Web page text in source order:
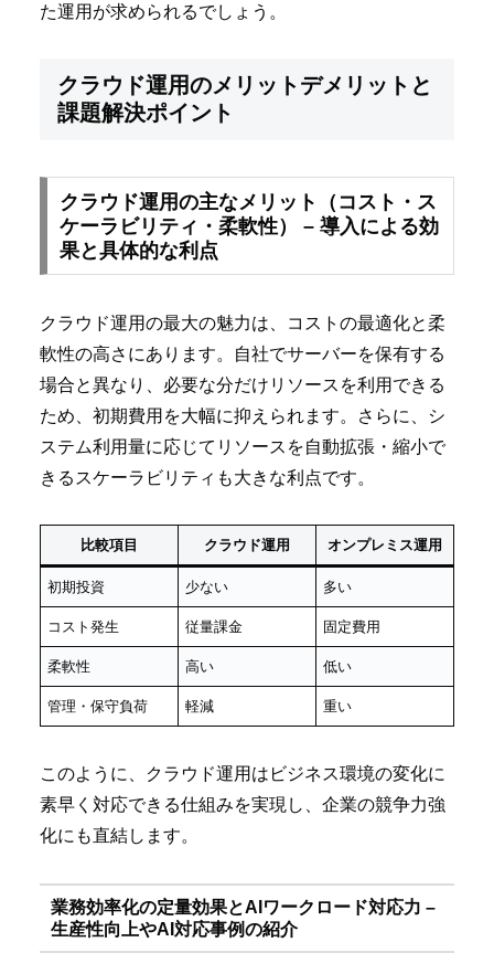
た運用が求められるでしょう。
クラウド運用のメリットデメリットと
課題解決ポイント
クラウド運用の主なメリット（コスト・ス
ケーラビリティ・柔軟性） – 導入による効
果と具体的な利点
クラウド運用の最大の魅力は、コストの最適化と柔
軟性の高さにあります。自社でサーバーを保有する
場合と異なり、必要な分だけリソースを利用できる
ため、初期費用を大幅に抑えられます。さらに、シ
ステム利用量に応じてリソースを自動拡張・縮小で
きるスケーラビリティも大きな利点です。
比較項目 クラウド運用 オンプレミス運用
初期投資 少ない 多い
コスト発生 従量課金 固定費用
柔軟性 高い 低い
管理・保守負荷 軽減 重い
このように、クラウド運用はビジネス環境の変化に
素早く対応できる仕組みを実現し、企業の競争力強
化にも直結します。
業務効率化の定量効果とAIワークロード対応力 –
生産性向上やAI対応事例の紹介